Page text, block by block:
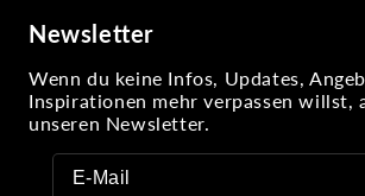
Newsletter
Wenn du keine Infos, Updates,
Inspirationen mehr verpassen willst,
unseren Newsletter.